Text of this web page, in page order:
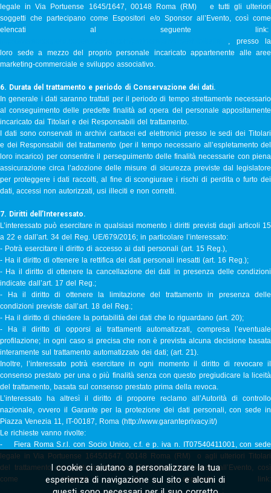
legale in Via Portuense 1645/1647, 00148 Roma (RM) e tutti gli ulteriori
soggetti che partecipano come Espositori e/o Sponsor all’Evento, così come
elencati al seguente link:
, presso la
loro sede a mezzo del proprio personale incaricato appartenente alle aree
marketing-commerciale e sviluppo associativo.
6. Durata del trattamento e periodo di Conservazione dei dati.
In generale i dati saranno trattati per il periodo di tempo strettamente necessario
al conseguimento delle predette finalità ad opera del personale appositamente
incaricato dai Titolari e dei Responsabili del trattamento.
I dati sono conservati in archivi cartacei ed elettronici presso le sedi dei Titolari
e dei Responsabili del trattamento (per il tempo necessario all’espletamento del
loro incarico) per consentire il perseguimento delle finalità necessarie con piena
assicurazione circa l’adozione delle misure di sicurezza previste dal legislatore
per proteggere i dati raccolti, al fine di scongiurare i rischi di perdita o furto dei
dati, accessi non autorizzati, usi illeciti e non corretti.
7. Diritti dell’Interessato.
L’interessato può esercitare in qualsiasi momento i diritti previsti dagli articoli 15
a 22 e dall’art. 34 del Reg. UE/679/2016; in particolare l’interessato:
- Potrà esercitare il diritto di accesso ai dati personali (art. 15 Reg.),
- Ha il diritto di ottenere la rettifica dei dati personali inesatti (art. 16 Reg.);
- Ha il diritto di ottenere la cancellazione dei dati in presenza delle condizioni
indicate dall’art. 17 del Reg.;
- Ha il diritto di ottenere la limitazione del trattamento in presenza delle
condizioni previste dall’art. 18 del Reg.;
- Ha il diritto di chiedere la portabilità dei dati che lo riguardano (art. 20);
- Ha il diritto di opporsi ai trattamenti automatizzati, compresa l’eventuale
profilazione; in ogni caso si precisa che non è prevista alcuna decisione basata
interamente sul trattamento automatizzato dei dati; (art. 21).
Inoltre, l’interessato potrà esercitare in ogni momento il diritto di revocare il
consenso prestato per una o più finalità senza con questo pregiudicare la liceità
del trattamento, basata sul consenso prestato prima della revoca.
L’interessato ha altresì il diritto di proporre reclamo all’Autorità di controllo
nazionale, ovvero il Garante per la protezione dei dati personali, con sede in
Piazza Venezia 11, IT-00187, Roma (http://www.garanteprivacy.it/)
Le richieste vanno rivolte:
- Fiera Roma S.r.l. con Socio Unico, c.f. e p. iva n. IT07540411001, con sede
legale in Via Portuense 1645/1647, 00148 Roma (RM) o agli ulteriori Titolari
del trattamento che partecipano come Espositori e/o Sponsor all’Evento, così
come elencati al seguente link:
https://versocoopera.codewayexpo.com/partners/privacyexhibitorlist ;
I cookie ci aiutano a personalizzare la tua
esperienza di navigazione sul sito e alcuni di